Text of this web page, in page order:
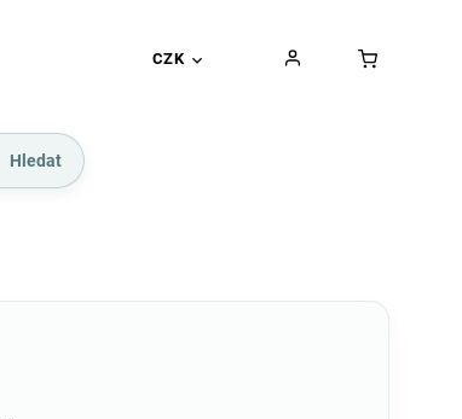
CZK
Gurmánské pochoutky Dárkové
Hledat